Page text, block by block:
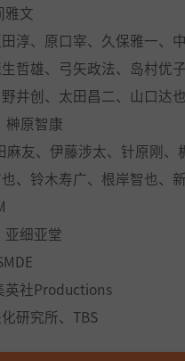
雅文
淳、原口宰、久保雅一、
哲雄、弓矢政法、岛村优
井创、太田昌二、山口达
榊原智康
麻友、伊藤涉太、针原刚、
、铃木寿广、根岸智也、
亚细亚堂
英社Productions
研究所、TBS